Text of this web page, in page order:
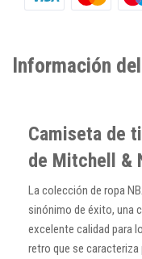
Información
Camiseta de
de Mitchell &
La colección de ropa
sinónimo de éxito, una
excelente calidad para
retro que se